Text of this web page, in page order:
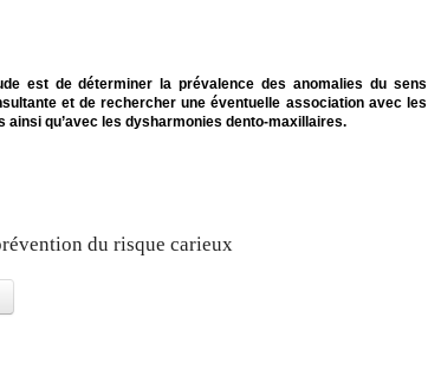
est de déterminer la prévalence des anomalies du sens
et de rechercher une éventuelle association avec les
qu’avec les dysharmonies dento-maxillaires.
du risque carieux